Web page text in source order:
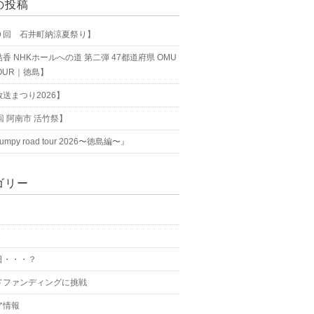
投稿
回 石井町納涼夏祭り】
香 NHKホールへの道 第二弾 47都道府県 OMU
｜徳島】
送まつり2026】
阿南市 活竹祭】
road tour 2026〜徳島編〜』
リー
・・？
ファンディングに挑戦
情報